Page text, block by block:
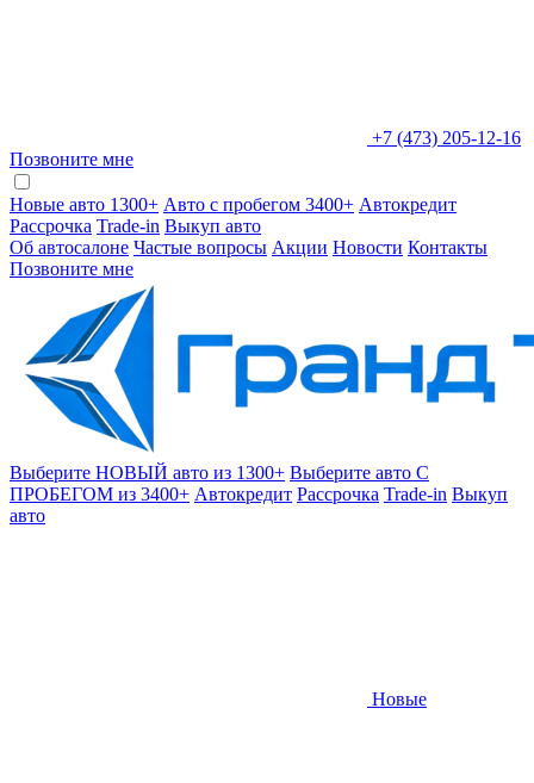
+7 (473) 205-12-16
Позвоните мне
Новые авто 1300+ Авто с пробегом 3400+ Автокредит
Рассрочка Trade-in Выкуп авто
Об автосалоне Частые вопросы Акции Новости Контакты
Позвоните мне
Выберите НОВЫЙ авто из 1300+ Выберите авто С
ПРОБЕГОМ из 3400+ Автокредит Рассрочка Trade-in Выкуп
авто
Новые